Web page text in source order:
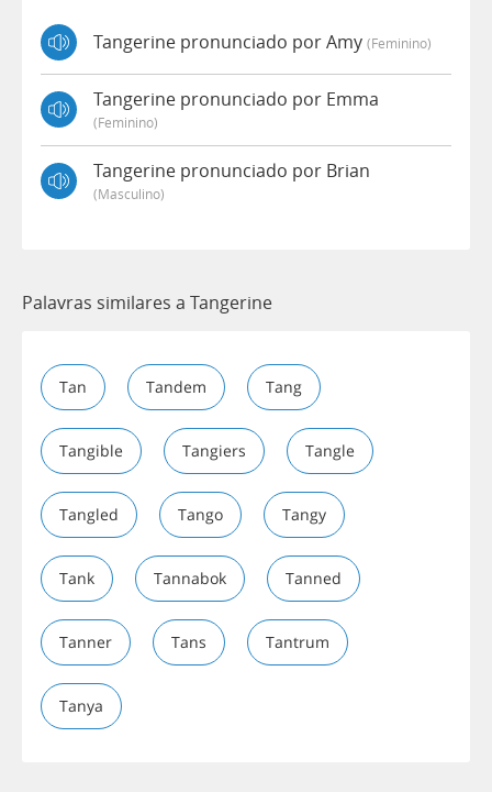
Tangerine pronunciado por Amy (feminino)
Tangerine pronunciado por Emma
(feminino)
Tangerine pronunciado por Brian
(masculino)
Palavras similares a Tangerine
Tan Tandem Tang
Tangible Tangiers Tangle
Tangled Tango Tangy
Tank Tannabok Tanned
Tanner Tans Tantrum
Tanya